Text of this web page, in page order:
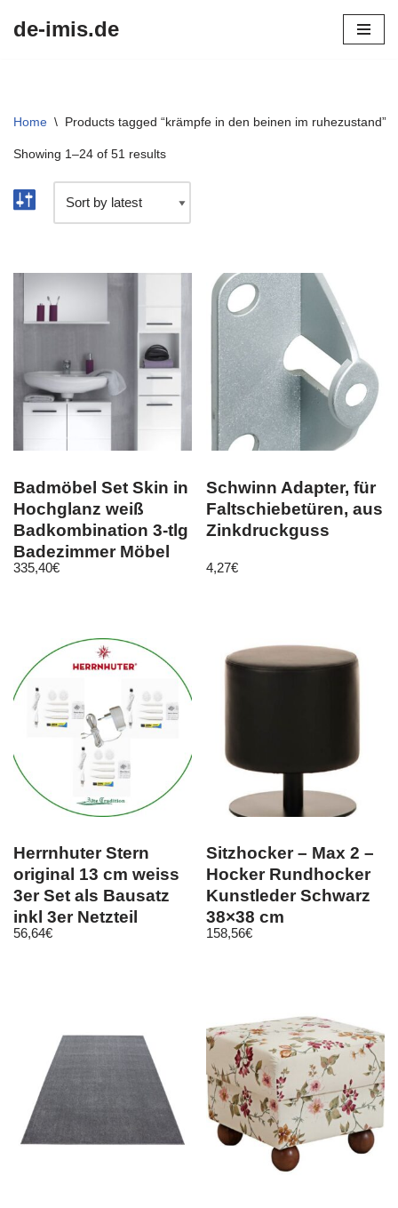
de-imis.de
Home \ Products tagged “krämpfe in den beinen im ruhezustand”
Showing 1–24 of 51 results
Badmöbel Set Skin in
Hochglanz weiß
Badkombination 3-tlg
Badezimmer Möbel
115 cm
335,40€
Schwinn Adapter, für
Faltschiebetüren, aus
Zinkdruckguss
4,27€
Herrnhuter Stern
original 13 cm weiss
3er Set als Bausatz
inkl 3er Netzteil
500mA
56,64€
Sitzhocker – Max 2 –
Hocker Rundhocker
Kunstleder Schwarz
38×38 cm
158,56€